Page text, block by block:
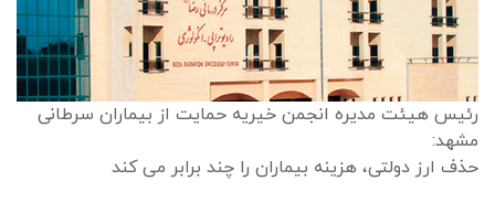
رئیس هیئت مدیره انجمن خیریه حمایت از بیماران سرطانی
مشهد:
حذف ارز دولتی، هزینه بیماران را چند برابر می کند